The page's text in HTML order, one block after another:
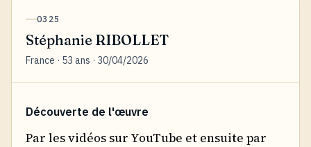
0325
Stéphanie RIBOLLET
France · 53 ans · 30/04/2026
Découverte de l'œuvre
Par les vidéos sur YouTube et ensuite par